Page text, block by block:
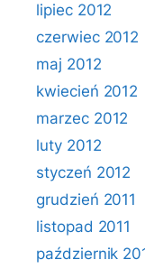
lipiec 2012
czerwiec 2012
maj 2012
kwiecień 2012
marzec 2012
luty 2012
styczeń 2012
grudzień 2011
listopad 2011
październik